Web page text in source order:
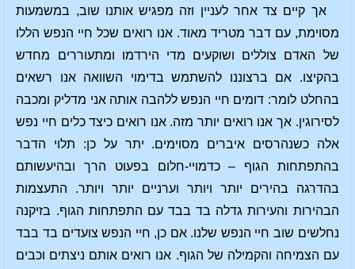
אך קיים צד אחר לעניין וזה מפגיש אותנו שוב, במשמעות
מסוימת, עם דבר מטריד מאוד. אנו רואים שכל חיי הנפש הללו
של האדם צוללים ושוקעים מדי הירדמו ומתעוררים מחדש
בהקיצו. אם ברצוננו להשתמש בדימוי השוואה אנו רשאים
בהחלט לומר: דומים חיי הנפש ללהבה אותה אני מדליק ומכבה
לסירוגין. אך אנו רואים יותר מזה. אנו רואים כיצד כלים חיי נפש
אלה כשנהרסים איברים מסוימים. יתר על כן: תלוי הדבר
בהתפתחות הגוף – כדמויי-חלום בפעוט הרך ובהיעשותם
בהדרגה בהירים יותר ויותר וערניים יותר ויותר. התעצמות
הבהירות והעירות גדלה בד בבד עם התפתחות הגוף. בזיקנה
נחלשים שוב חיי הנפש שלנו. אם כן, חיי הנפש צועדים בד בבד
עם הצמיחה והקמילה של הגוף. אנו רואים אותם ניצתים וכבים